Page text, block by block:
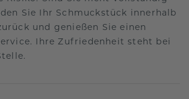
Sie Ihr Schmuckstück innerhalb
und genießen Sie einen
Ihre Zufriedenheit steht bei